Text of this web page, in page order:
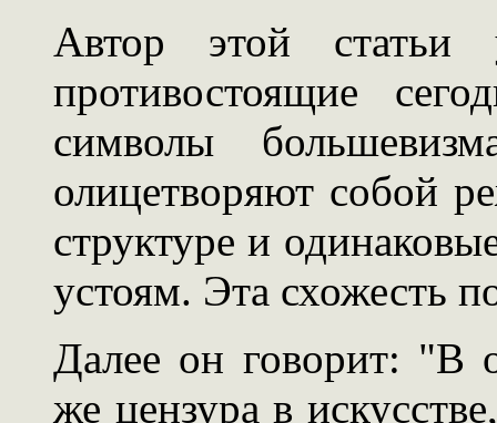
Автор этой статьи
противостоящие
символы
олицетворяют собой
структуре и
устоям. Эта схожесть
Далее он говорит: "В
же цензура в